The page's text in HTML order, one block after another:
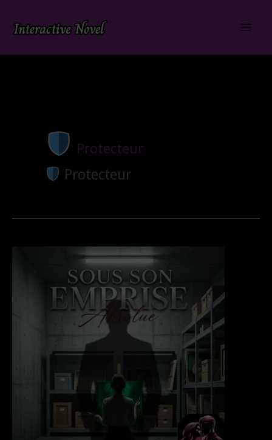
Protecteur
Protecteur